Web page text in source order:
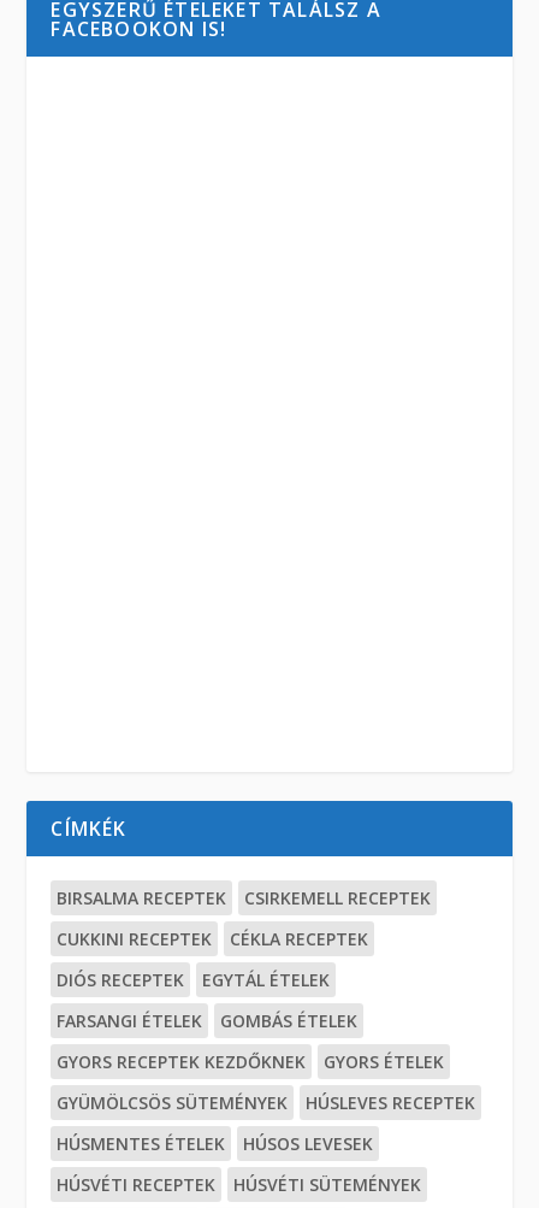
EGYSZERŰ ÉTELEKET TALÁLSZ A
FACEBOOKON IS!
CÍMKÉK
BIRSALMA RECEPTEK
CSIRKEMELL RECEPTEK
CUKKINI RECEPTEK
CÉKLA RECEPTEK
DIÓS RECEPTEK
EGYTÁL ÉTELEK
FARSANGI ÉTELEK
GOMBÁS ÉTELEK
GYORS RECEPTEK KEZDŐKNEK
GYORS ÉTELEK
GYÜMÖLCSÖS SÜTEMÉNYEK
HÚSLEVES RECEPTEK
HÚSMENTES ÉTELEK
HÚSOS LEVESEK
HÚSVÉTI RECEPTEK
HÚSVÉTI SÜTEMÉNYEK